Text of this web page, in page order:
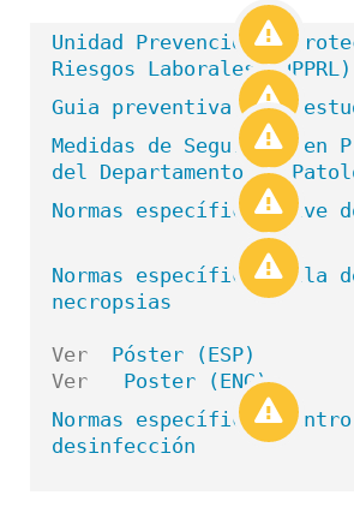
Unidad Prevención y
Medidas de Seguridad en
del Departamento de
Normas específicas Sala
Ver Póster (ESP)
Ver Poster (ENG)
Normas específicas